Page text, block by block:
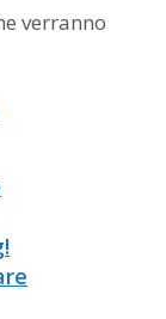
verranno